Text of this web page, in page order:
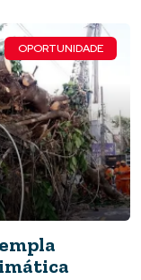
OPORTUNIDADE